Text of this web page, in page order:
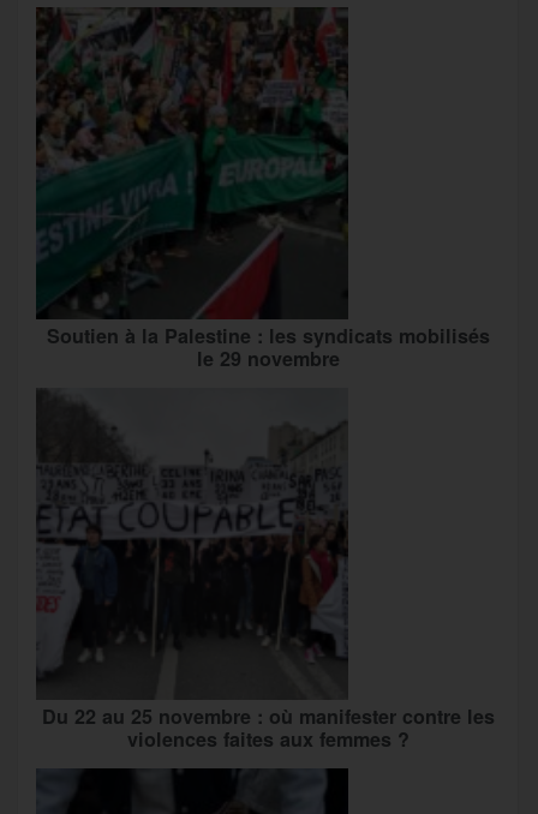
Soutien à la Palestine : les syndicats mobilisés
le 29 novembre
Du 22 au 25 novembre : où manifester contre les
violences faites aux femmes ?